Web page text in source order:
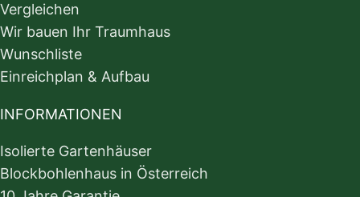
Vergleichen
Wir bauen Ihr Traumhaus
Wunschliste
Einreichplan & Aufbau
INFORMATIONEN
Isolierte Gartenhäuser
Blockbohlenhaus in Österreich